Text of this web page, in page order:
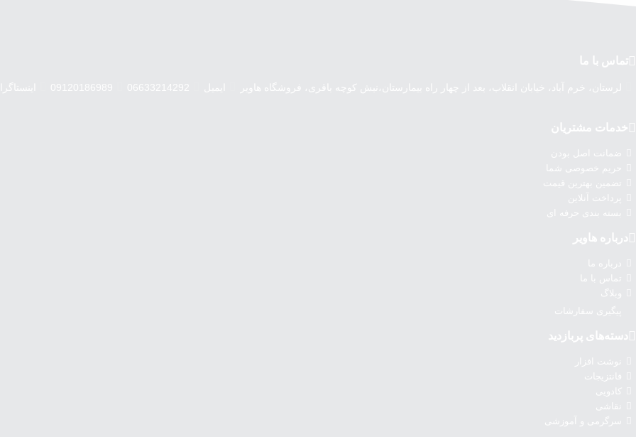
تماس با ما
لرستان، خرم آباد، خیابان انقلاب، بعد از چهار راه بیمارستان،نبش کوچه باقری، فروشگاه هاویر ایمیل 06633214292
09120186989
خدمات مشتریان
ضمانت اصل بودن
حریم خصوصی شما
تضمین بهترین قیمت
پرداخت آنلاین
بسته بندی حرفه ای
درباره‌ هاویر
درباره‌ ما
تماس با ما
وبلاگ
پیگیری سفارشات
دسته‌های پربازدید
نوشت افزار
فانتزیجات
کادویی
نقاشی
سرگرمی و آموزشی